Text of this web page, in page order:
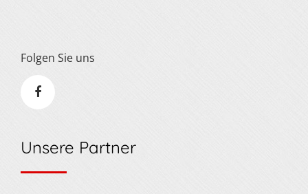
Folgen Sie uns
Unsere Partner